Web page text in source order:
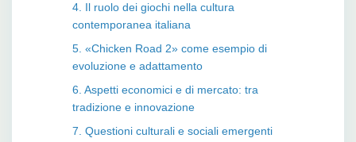
4. Il ruolo dei giochi nella cultura
contemporanea italiana
5. «Chicken Road 2» come esempio di
evoluzione e adattamento
6. Aspetti economici e di mercato: tra
tradizione e innovazione
7. Questioni culturali e sociali emergenti